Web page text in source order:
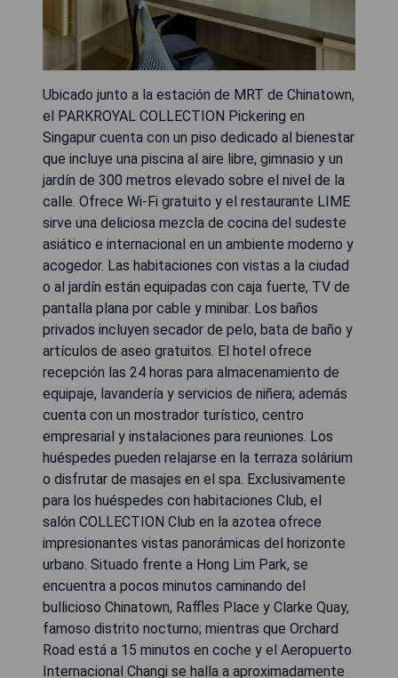
Ubicado junto a la estación de MRT de Chinatown,
el PARKROYAL COLLECTION Pickering en
Singapur cuenta con un piso dedicado al bienestar
que incluye una piscina al aire libre, gimnasio y un
jardín de 300 metros elevado sobre el nivel de la
calle. Ofrece Wi-Fi gratuito y el restaurante LIME
sirve una deliciosa mezcla de cocina del sudeste
asiático e internacional en un ambiente moderno y
acogedor. Las habitaciones con vistas a la ciudad
o al jardín están equipadas con caja fuerte, TV de
pantalla plana por cable y minibar. Los baños
privados incluyen secador de pelo, bata de baño y
artículos de aseo gratuitos. El hotel ofrece
recepción las 24 horas para almacenamiento de
equipaje, lavandería y servicios de niñera; además
cuenta con un mostrador turístico, centro
empresarial y instalaciones para reuniones. Los
huéspedes pueden relajarse en la terraza solárium
o disfrutar de masajes en el spa. Exclusivamente
para los huéspedes con habitaciones Club, el
salón COLLECTION Club en la azotea ofrece
impresionantes vistas panorámicas del horizonte
urbano. Situado frente a Hong Lim Park, se
encuentra a pocos minutos caminando del
bullicioso Chinatown, Raffles Place y Clarke Quay,
famoso distrito nocturno; mientras que Orchard
Road está a 15 minutos en coche y el Aeropuerto
Internacional Changi se halla a aproximadamente